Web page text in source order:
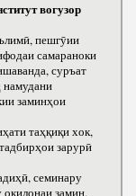
вогузор
пешгӯии
самараноки
суръат
намудани
заминҳои
таҳқиқи хок,
зарурӣ
семинару